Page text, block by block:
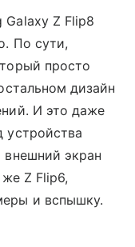
Galaxy Z Flip8
По сути,
просто
дизайн
И это даже
устройства
экран
Z Flip6,
и вспышку.